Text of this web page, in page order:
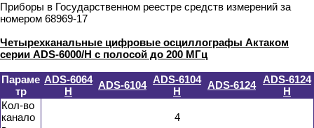
Приборы в Государственном реестре средств измерений за
номером 68969-17
Четырехканальные цифровые осциллографы Актаком
серии ADS-6000/H с полосой до 200 МГц
Параме
тр
ADS-6064
H
ADS-6104 ADS-6104
H
ADS-6124 ADS-6124
H
Кол-во
канало
4